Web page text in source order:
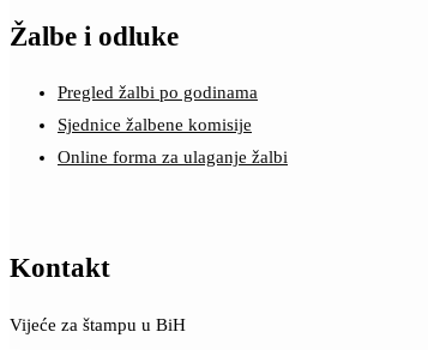
Žalbe i odluke
Pregled žalbi po godinama
Sjednice žalbene komisije
Online forma za ulaganje žalbi
Kontakt
Vijeće za štampu u BiH